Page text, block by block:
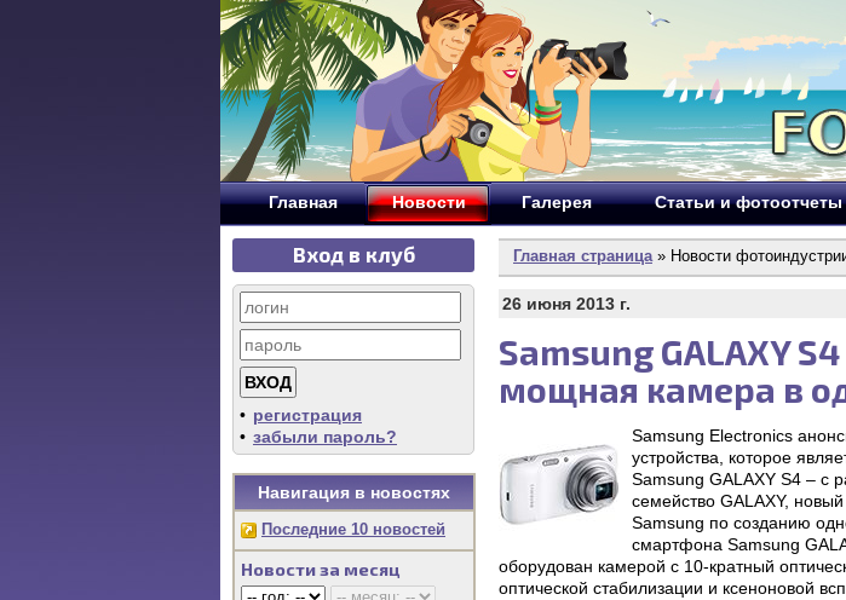
Главная Новости Галерея Статьи и фотоотчеты
Вход в клуб
• регистрация
• забыли пароль?
Навигация в новостях
Последние 10 новостей
Новости за месяц
Главная страница» Новости
26 июня 2013 г.
Samsung GALAXY
мощная камера в
Samsung Electronics
устройства, которое
Samsung GALAXY S4 – с
семейство GALAXY,
Samsung по созданию
смартфона Samsung
оборудован камерой с 10-кратный
оптической стабилизации и ксеноновой